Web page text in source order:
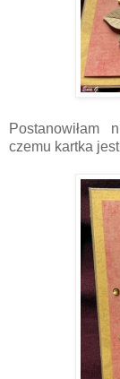
Postanowiłam
czemu kartka